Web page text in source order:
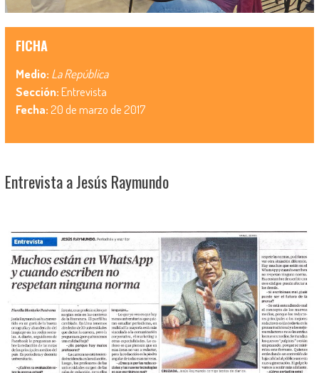
FICHA
Medio: La República
Sección:Entrevista
Fecha:20 de marzo de 2017
Entrevista a Jesús Raymundo